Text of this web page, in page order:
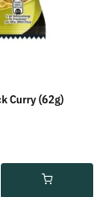
Curry (62g)